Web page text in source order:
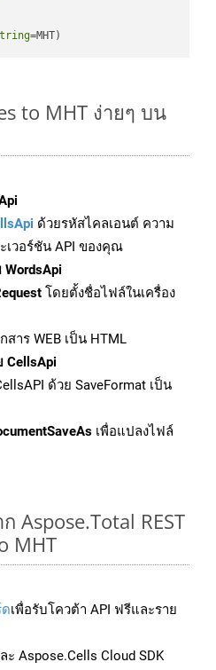
=MHT)
to MHT ง่ายๆ บน
ด้วยรหัสไคลเอนต์ ความ
เวอร์ชัน API ของคุณ
WordsApi
โดยตั้งชื่อไฟล์ในเครื่อง
สาร WEB เป็น HTML
CellsApi
ด้วย SaveFormat เป็น
เพื่อแปลงไฟล์
Aspose.Total REST
MHT
เพื่อรับโควต้า API ฟรีและราย
ะ Aspose.Cells Cloud SDK